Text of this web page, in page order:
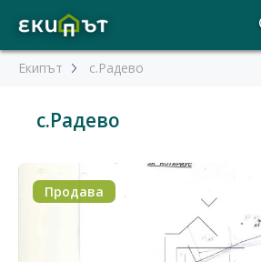
Екипът с.Радево
с.Радево
Продава